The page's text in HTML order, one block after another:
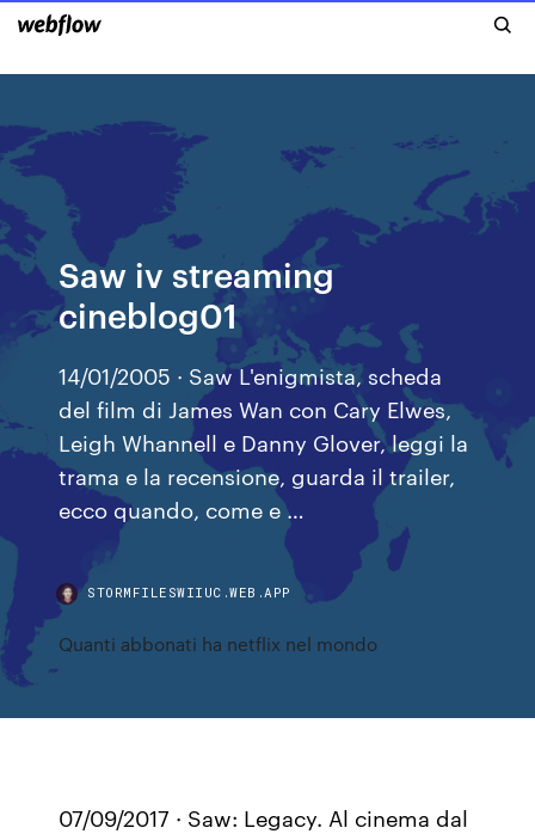
Saw iv streaming
cineblog01
14/01/2005 · Saw L'enigmista, scheda
del film di James Wan con Cary Elwes,
Leigh Whannell e Danny Glover, leggi la
trama e la recensione, guarda il trailer,
ecco quando, come e …
STORMFILESWIIUC.WEB.APP
Quanti abbonati ha netflix nel mondo
07/09/2017 · Saw: Legacy. Al cinema dal